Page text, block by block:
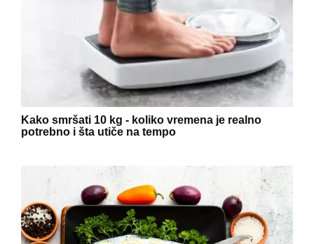
Kako smršati 10 kg - koliko vremena je realno
potrebno i šta utiče na tempo